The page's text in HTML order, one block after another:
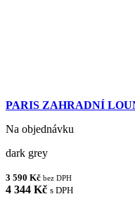
PARIS ZAHRADNÍ
Na objednávku
dark grey
3 590 Kč bez DPH
4 344 Kč s DPH